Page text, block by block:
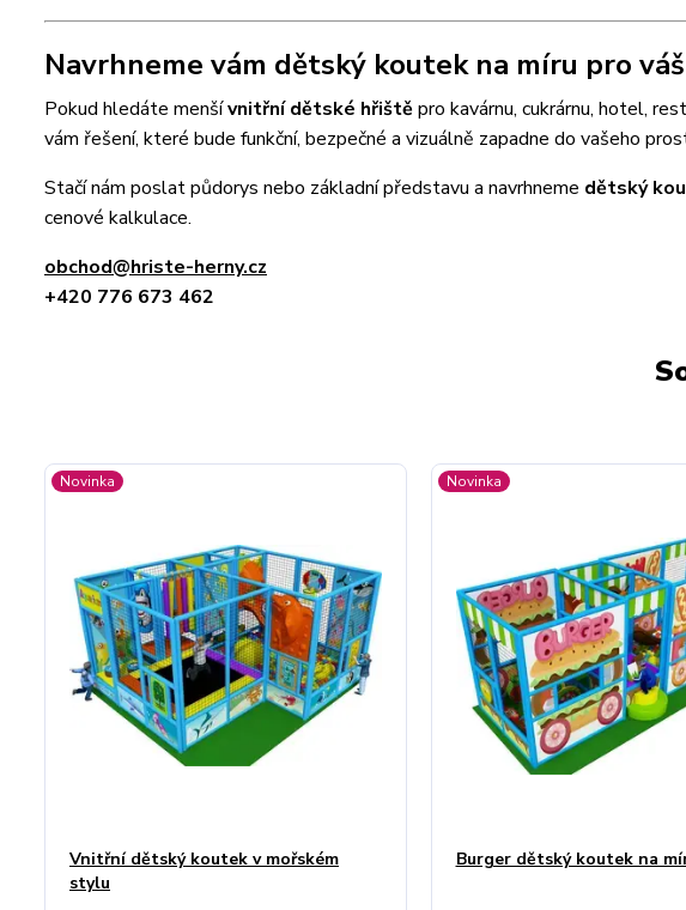
Navrhneme vám dětský koutek na míru pro
Pokud hledáte menšívnitřní dětské hřiště pro kavárnu, cukrárnu, hotel,
vám řešení, které bude funkční, bezpečné a vizuálně zapadne do vašeho
Stačí nám poslat půdorys nebo základní představu a navrhneme dětský
cenové kalkulace.
obchod@hriste-herny.cz
+420 776 673 462
Novinka
Vnitřní dětský koutek v mořském
stylu
Novinka
Burger dětský koutek na